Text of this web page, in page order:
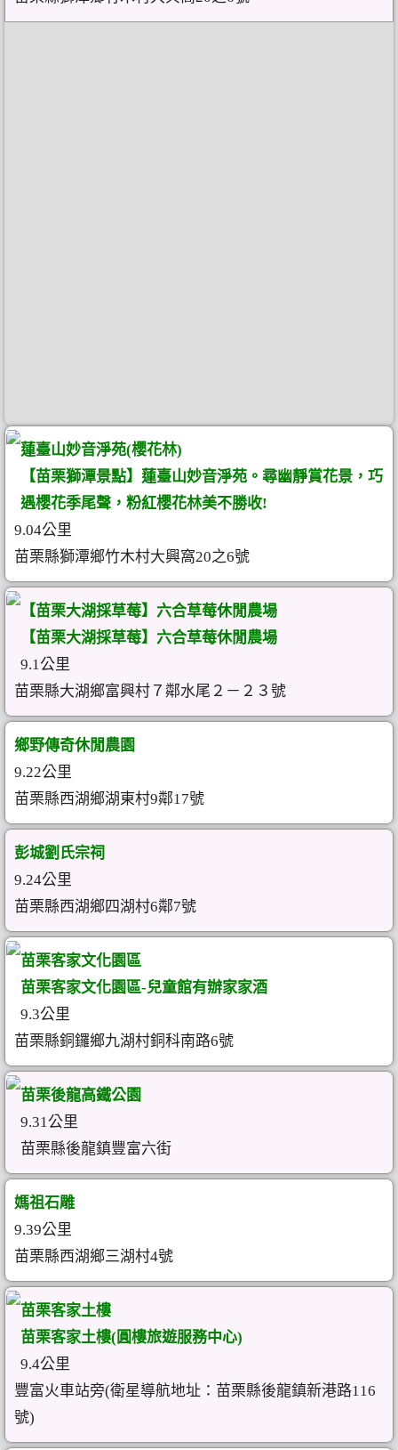
蓮臺山妙音淨苑(櫻花林)
【苗栗獅潭景點】蓮臺山妙音淨苑。尋幽靜賞花景，巧
遇櫻花季尾聲，粉紅櫻花林美不勝收!
9.04公里
苗栗縣獅潭鄉竹木村大興窩20之6號
【苗栗大湖採草莓】六合草莓休閒農場
【苗栗大湖採草莓】六合草莓休閒農場
9.1公里
苗栗縣大湖鄉富興村７鄰水尾２－２３號
鄉野傳奇休閒農園
9.22公里
苗栗縣西湖鄉湖東村9鄰17號
彭城劉氏宗祠
9.24公里
苗栗縣西湖鄉四湖村6鄰7號
苗栗客家文化園區
苗栗客家文化園區-兒童館有辦家家酒
9.3公里
苗栗縣銅鑼鄉九湖村銅科南路6號
苗栗後龍高鐵公園
9.31公里
苗栗縣後龍鎮豐富六街
媽祖石雕
9.39公里
苗栗縣西湖鄉三湖村4號
苗栗客家土樓
苗栗客家土樓(圓樓旅遊服務中心)
9.4公里
豐富火車站旁(衛星導航地址：苗栗縣後龍鎮新港路116
號)